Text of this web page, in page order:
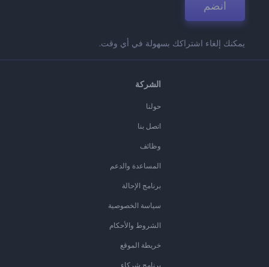
انضم
يمكنك إلغاء اشتراكك بسهولة في أي وقت.
الشركة
حولنا
اتصل بنا
وظائف
المساعدة والدعم
برنامج الإحالة
سياسة الخصوصية
الشروط والأحكام
خريطة الموقع
برنامج شركاء